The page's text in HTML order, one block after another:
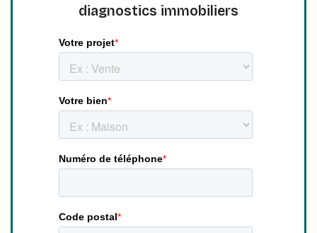
diagnostics immobiliers